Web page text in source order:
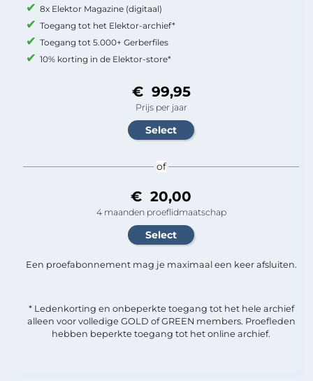
8x Elektor Magazine (digitaal)
Toegang tot het Elektor-archief*
Toegang tot 5.000+ Gerberfiles
10% korting in de Elektor-store*
€ 99,95
Prijs per jaar
of
€ 20,00
4 maanden proeflidmaatschap
Een proefabonnement mag je maximaal een keer afsluiten.
* Ledenkorting en onbeperkte toegang tot het hele archief
alleen voor volledige GOLD of GREEN members. Proefleden
hebben beperkte toegang tot het online archief.